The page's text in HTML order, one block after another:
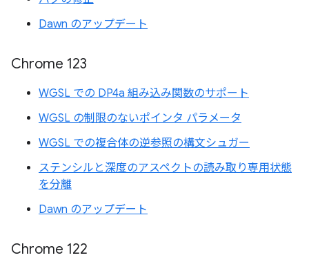
Dawn のアップデート
Chrome 123
WGSL での DP4a 組み込み関数のサポート
WGSL の制限のないポインタ パラメータ
WGSL での複合体の逆参照の構文シュガー
ステンシルと深度のアスペクトの読み取り専用状態
を分離
Dawn のアップデート
Chrome 122